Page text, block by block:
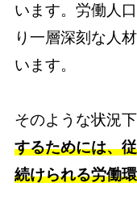
います。労働人
り一層深刻な人
います。
そのような状況
するためには、
続けられる労働